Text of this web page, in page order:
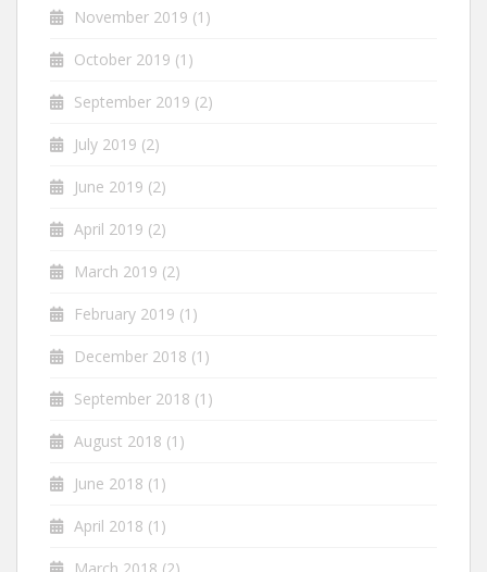
November 2019 (1)
October 2019 (1)
September 2019 (2)
July 2019 (2)
June 2019 (2)
April 2019 (2)
March 2019 (2)
February 2019 (1)
December 2018 (1)
September 2018 (1)
August 2018 (1)
June 2018 (1)
April 2018 (1)